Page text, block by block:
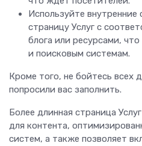
Используйте внутренние
страницу Услуг с
блога или ресурсами,
и поисковым системам.
Кроме того, не бойтесь всех
попросили вас заполнить.
Более длинная страница
для контента,
систем, а также позволяет